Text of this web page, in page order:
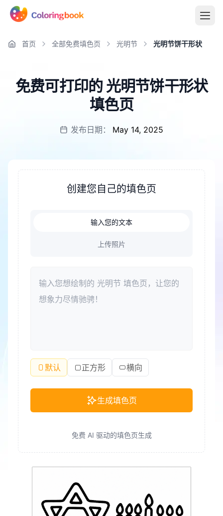
首页 全部免费填色页 光明节 光明节饼干形状
免费可打印的 光明节饼干形状
填色页
发布日期： May 14, 2025
创建您自己的填色页
输入您的文本
上传照片
默认 正方形 横向
生成填色页
免费 AI 驱动的填色页生成